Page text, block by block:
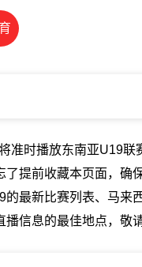
准时播放东南亚U19
提前收藏本页面，确
最新比赛列表、马来
信息的最佳地点，敬请